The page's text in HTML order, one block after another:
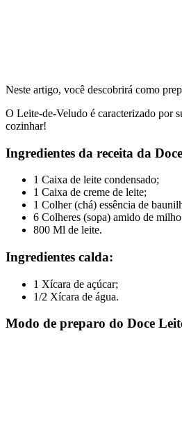
Neste artigo, você descobrirá como
O Leite-de-Veludo é caracterizado por
cozinhar!
Ingredientes da receita da
1 Caixa de leite condensado;
1 Caixa de creme de leite;
1 Colher (chá) essência de
6 Colheres (sopa) amido de
800 Ml de leite.
Ingredientes calda:
1 Xícara de açúcar;
1/2 Xícara de água.
Modo de preparo do Doce